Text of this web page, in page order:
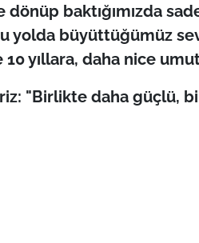
baktığımızda
yolda büyüttüğümüz
yıllara, daha nice
"Birlikte daha güçlü,